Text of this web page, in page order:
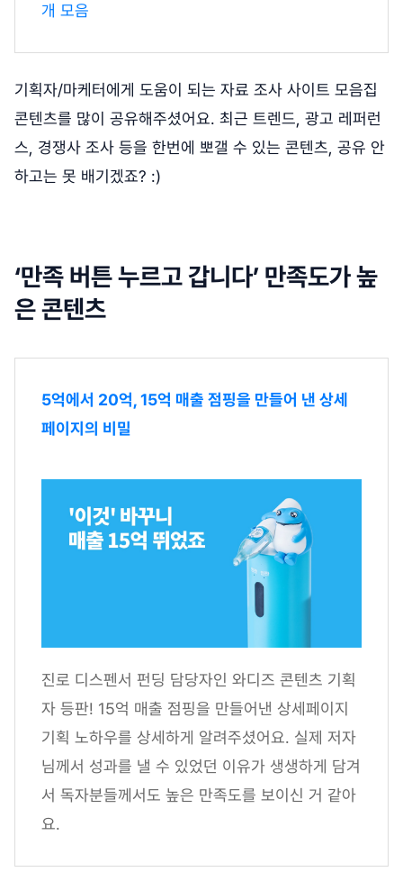
개 모음
기획자/마케터에게 도움이 되는 자료 조사 사이트 모음집
콘텐츠를 많이 공유해주셨어요. 최근 트렌드, 광고 레퍼런
스, 경쟁사 조사 등을 한번에 뽀갤 수 있는 콘텐츠, 공유 안
하고는 못 배기겠죠? :)
‘만족 버튼 누르고 갑니다’ 만족도가 높
은 콘텐츠
5억에서 20억, 15억 매출 점핑을 만들어 낸 상세
페이지의 비밀
진로 디스펜서 펀딩 담당자인 와디즈 콘텐츠 기획
자 등판! 15억 매출 점핑을 만들어낸 상세페이지
기획 노하우를 상세하게 알려주셨어요. 실제 저자
님께서 성과를 낼 수 있었던 이유가 생생하게 담겨
서 독자분들께서도 높은 만족도를 보이신 거 같아
요.